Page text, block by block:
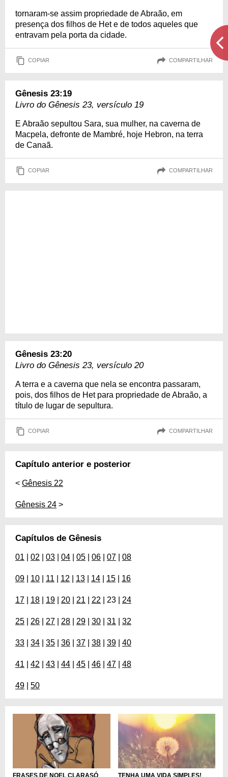
tornaram-se assim propriedade de Abraão, em
presença dos filhos de Het e de todos aqueles que
entravam pela porta da cidade.
COPIAR COMPARTILHAR
Gênesis 23:19
Livro do Gênesis 23, versículo 19
E Abraão sepultou Sara, sua mulher, na caverna de
Macpela, defronte de Mambré, hoje Hebron, na terra
de Canaã.
COPIAR COMPARTILHAR
Gênesis 23:20
Livro do Gênesis 23, versículo 20
A terra e a caverna que nela se encontra passaram,
pois, dos filhos de Het para propriedade de Abraão, a
título de lugar de sepultura.
COPIAR COMPARTILHAR
Capítulo anterior e posterior
< Gênesis 22
Gênesis 24 >
Capítulos de Gênesis
01 02 03 04 05 06 07 08
09 10 11 12 13 14 15 16
17 18 19 20 21 22 | 23 | 24
25 26 27 28 29 30 31 32
33 34 35 36 37 38 39 40
41 42 43 44 45 46 47 48
49 50